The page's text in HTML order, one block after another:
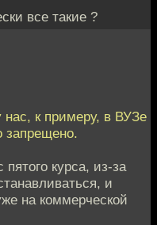
все такие ?
к примеру, в ВУЗе
запрещено.
курса, из-за
и
на коммерческой